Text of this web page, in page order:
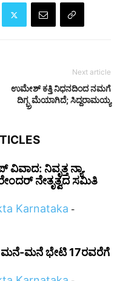
Next article
ಉಮೇಶ್ ಕತ್ತಿ ನಿಧನದಿಂದ ನಮಗೆ
ದಿಗ್ಭ್ರಮೆಯಾಗಿದೆ; ಸಿದ್ದರಾಮಯ್ಯ
ನಿವೃತ್ತ ನ್ಯಾ.
ನೇತೃತ್ವದ ಸಮಿತಿ
Karnataka -
ಮನೆ ಭೇಟಿ 17ರವರೆಗೆ